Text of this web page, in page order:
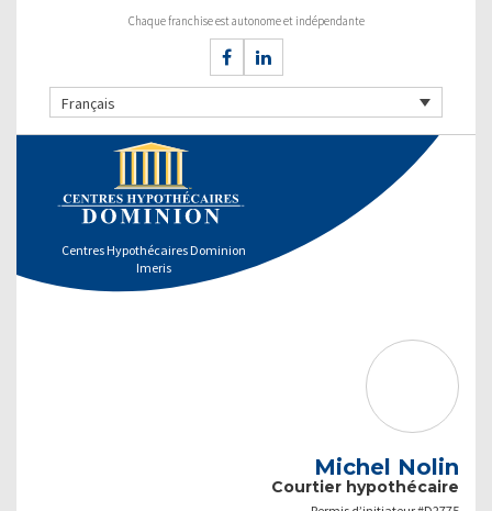
Chaque franchise est autonome et indépendante
Français
Centres Hypothécaires Dominion
Imeris
Michel Nolin
Courtier hypothécaire